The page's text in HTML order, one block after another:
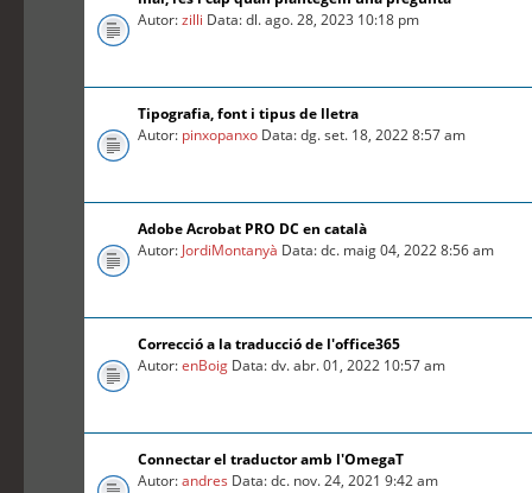
Autor:zilli Data: dl. ago. 28, 2023 10:18 pm
Tipografia, font i tipus de lletra
Autor: pinxopanxo Data: dg. set. 18, 2022 8:57 am
Adobe Acrobat PRO DC en català
Autor: JordiMontanyà Data: dc. maig 04, 2022 8:56 am
Correcció a la traducció de l'office365
Autor:enBoig Data: dv. abr. 01, 2022 10:57 am
Connectar el traductor amb l'OmegaT
Autor:andres Data: dc. nov. 24, 2021 9:42 am